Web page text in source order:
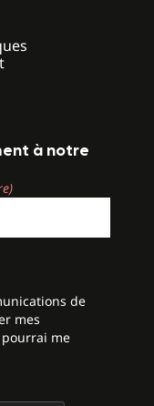
à notre
de
mes
pourrai me